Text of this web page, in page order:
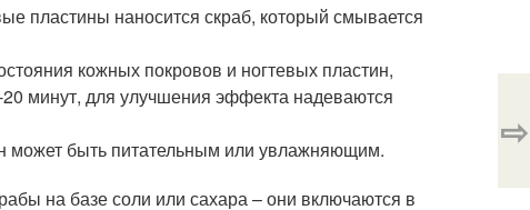
пластины наносится скраб, который смывается
кожных покровов и ногтевых пластин,
минут, для улучшения эффекта надеваются
может быть питательным или увлажняющим.
на базе соли или сахара – они включаются в
⇨